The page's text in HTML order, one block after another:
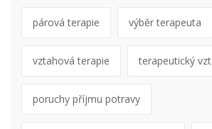
párová terapie výběr terapeuta
vztahová terapie terapeutický
poruchy příjmu potravy